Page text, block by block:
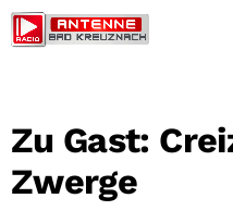
Zu Gast:
Zwerge